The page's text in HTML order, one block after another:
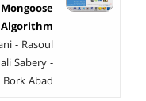
- Rasoul
Sabery -
Abad